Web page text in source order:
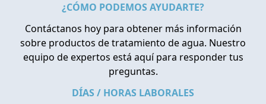
¿CÓMO PODEMOS AYUDARTE?
Contáctanos hoy para obtener más información
sobre productos de tratamiento de agua. Nuestro
equipo de expertos está aquí para responder tus
preguntas.
DÍAS / HORAS LABORALES